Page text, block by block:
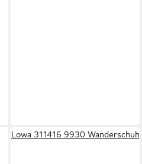
Lowa 311416 9930 Wanderschuh